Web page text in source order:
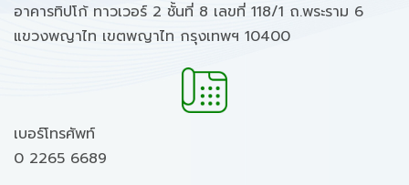
อาคารทิปโก้ ทาวเวอร์ 2 ชั้นที่ 8 เลขที่ 118/1 ถ.พระราม 6
แขวงพญาไท เขตพญาไท กรุงเทพฯ 10400
เบอร์โทรศัพท์
0 2265 6689